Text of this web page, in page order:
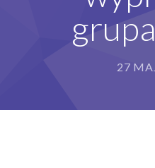
Grupy
27